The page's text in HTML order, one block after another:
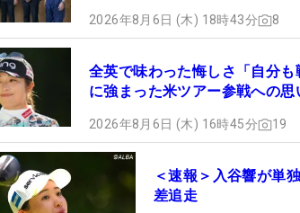
2026年8月6日 (木) 18時43分 8
全英で味わった悔しさ「自分
に強まった米ツアー参戦への思
2026年8月6日 (木) 16時45分 19
＜速報＞入谷響が単
差追走